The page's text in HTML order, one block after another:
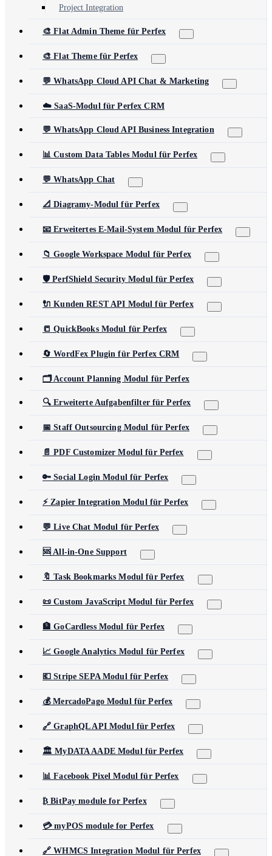
Project Integration
🎨 Flat Admin Theme für Perfex
🎨 Flat Theme für Perfex
💬 WhatsApp Cloud API Chat & Marketing
☁️ SaaS-Modul für Perfex CRM
💬 WhatsApp Cloud API Business Integration
📊 Custom Data Tables Modul für Perfex
💬 WhatsApp Chat
📐 Diagramy-Modul für Perfex
📧 Erweitertes E-Mail-System Modul für Perfex
📁 Google Workspace Modul für Perfex
🛡️ PerfShield Security Modul für Perfex
🔌 Kunden REST API Modul für Perfex
📒 QuickBooks Modul für Perfex
🔄 WordFex Plugin für Perfex CRM
🗂️ Account Planning Modul für Perfex
🔍 Erweiterte Aufgabenfilter für Perfex
📅 Staff Outsourcing Modul für Perfex
📄 PDF Customizer Modul für Perfex
🔑 Social Login Modul für Perfex
⚡ Zapier Integration Modul für Perfex
💬 Live Chat Modul für Perfex
🆘 All-in-One Support
🔖 Task Bookmarks Modul für Perfex
📜 Custom JavaScript Modul für Perfex
🏦 GoCardless Modul für Perfex
📈 Google Analytics Modul für Perfex
💶 Stripe SEPA Modul für Perfex
💰 MercadoPago Modul für Perfex
🔗 GraphQL API Modul für Perfex
🏛️ MyDATA AADE Modul für Perfex
📊 Facebook Pixel Modul für Perfex
₿ BitPay module for Perfex
💳 myPOS module for Perfex
🔗 WHMCS Integration Modul für Perfex